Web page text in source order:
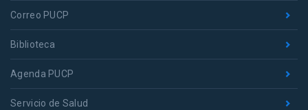
Correo PUCP
Biblioteca
Agenda PUCP
Servicio de Salud